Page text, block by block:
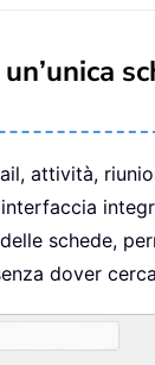
attività,
schede,
dover